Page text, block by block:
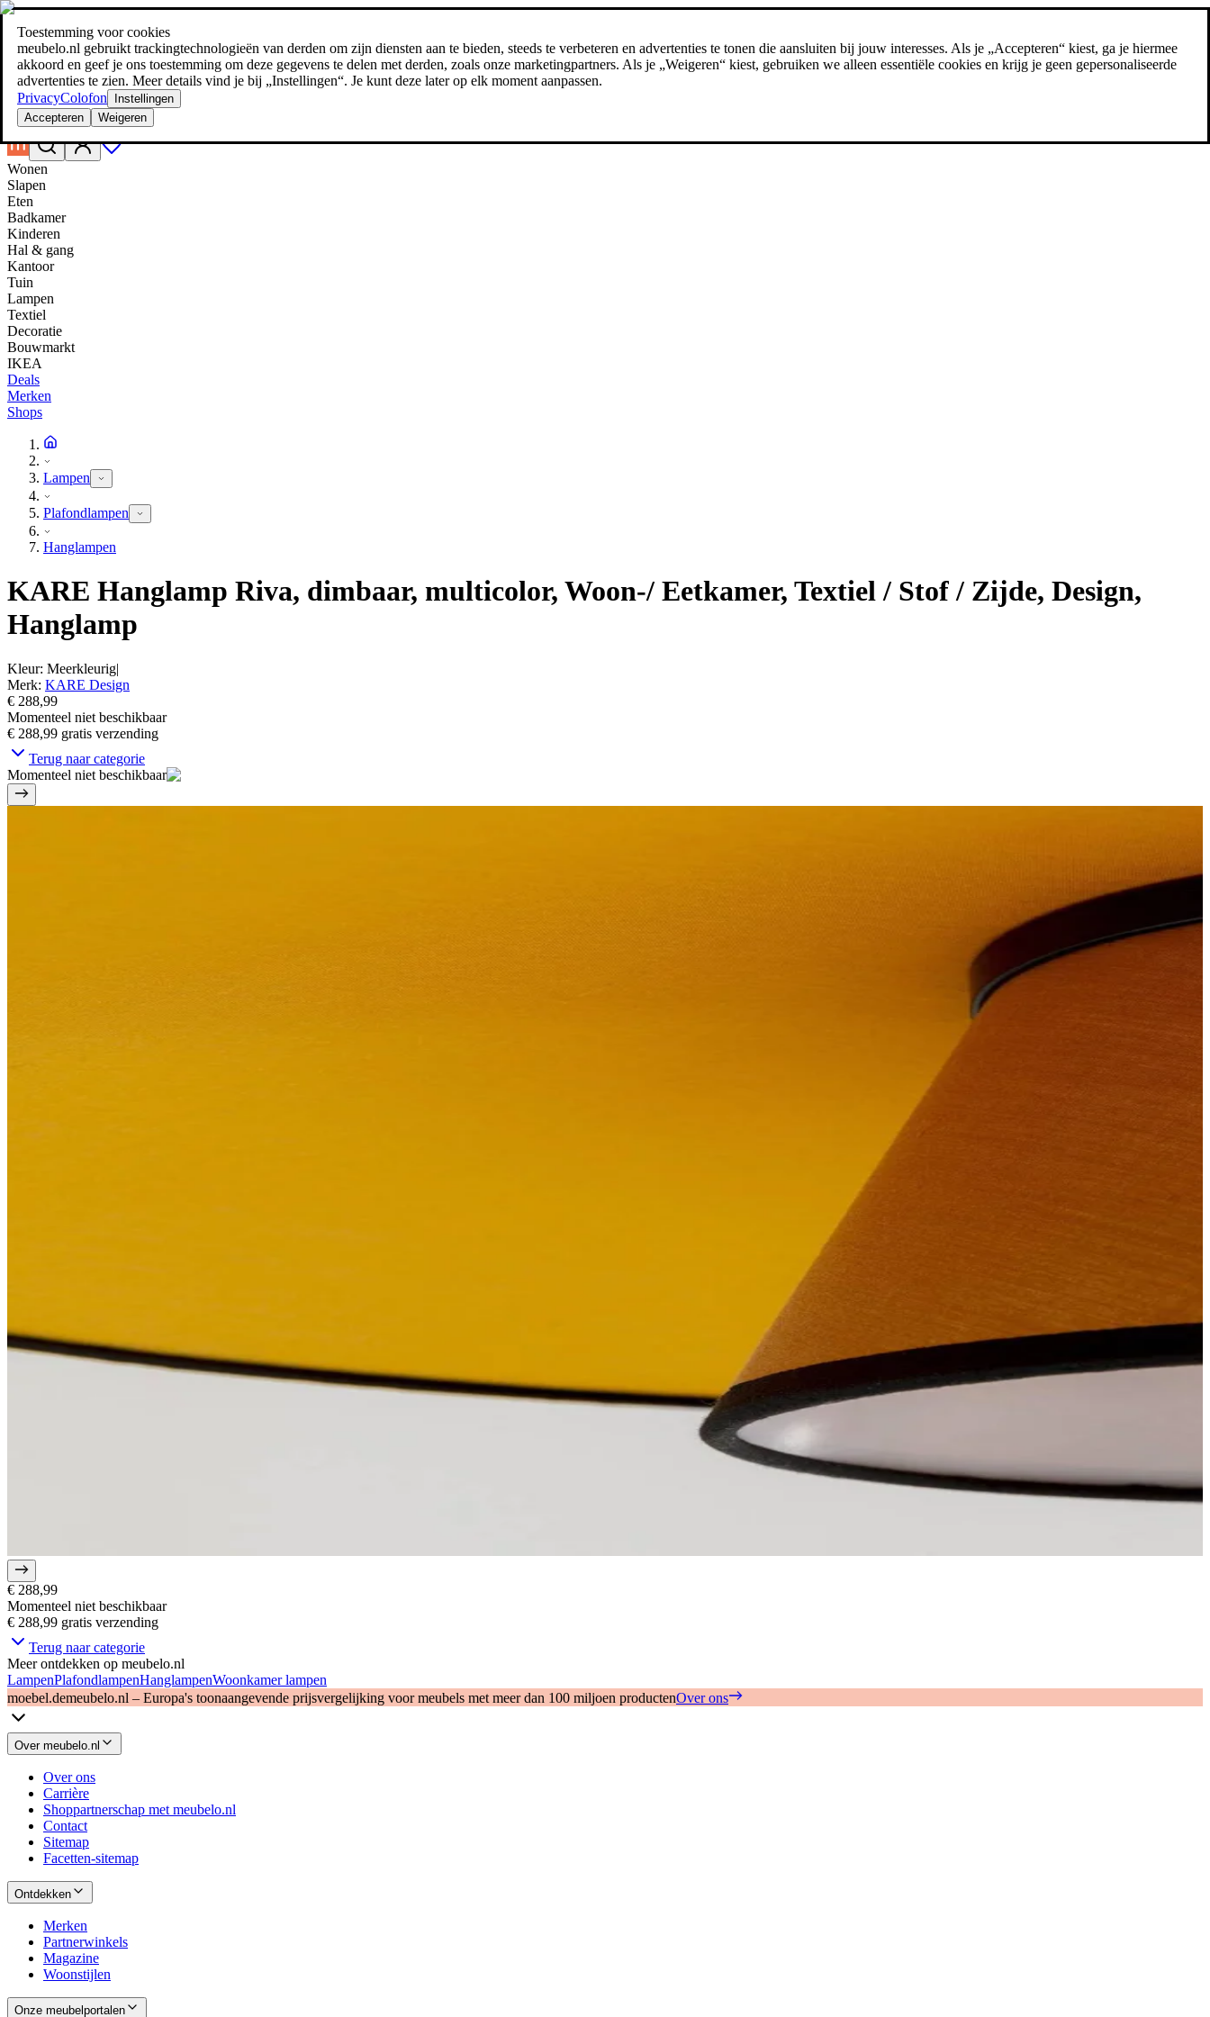
Toestemming voor cookies
meubelo.nl gebruikt trackingtechnologieën van derden om zijn diensten aan te bieden, steeds te verbeteren en advertenties te tonen die aansluiten bij jouw interesses. Als je „Accepteren“ kiest, ga je hiermee
akkoord en geef je ons toestemming om deze gegevens te delen met derden, zoals onze marketingpartners. Als je „Weigeren“ kiest, gebruiken we alleen essentiële cookies en krijg je geen gepersonaliseerde
advertenties te zien. Meer details vind je bij „Instellingen“. Je kunt deze later op elk moment aanpassen.
PrivacyColofon
Instellingen
Accepteren
Weigeren
Zoeken
meubel jezelf de beste prijs!meubel jezelf de beste prijs!
Wonen
Slapen
Eten
Badkamer
Kinderen
Hal & gang
Kantoor
Tuin
Lampen
Textiel
Decoratie
Bouwmarkt
IKEA
Deals
Merken
Shops
Lampen
Plafondlampen
Hanglampen
KARE Hanglamp Riva, dimbaar, multicolor, Woon-/ Eetkamer, Textiel / Stof / Zijde, Design,
Hanglamp
Kleur: Meerkleurig|
Merk: KARE Design
€ 288,99
Momenteel niet beschikbaar
€ 288,99 gratis verzending
Terug naar categorie
Momenteel niet beschikbaar
€ 288,99
Momenteel niet beschikbaar
€ 288,99 gratis verzending
Terug naar categorie
Meer ontdekken op meubelo.nl
LampenPlafondlampenHanglampenWoonkamer lampen
moebel.demeubelo.nl – Europa's toonaangevende prijsvergelijking voor meubels met meer dan 100 miljoen productenOver ons
Over meubelo.nl
Over ons
Carrière
Shoppartnerschap met meubelo.nl
Contact
Sitemap
Facetten-sitemap
Ontdekken
Merken
Partnerwinkels
Magazine
Woonstijlen
Onze meubelportalen